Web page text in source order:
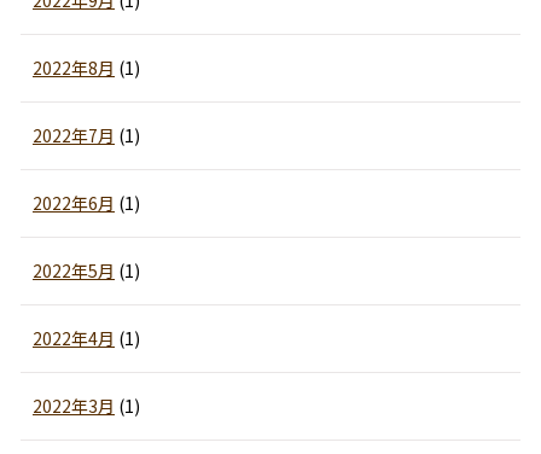
2022年8月 (1)
2022年7月 (1)
2022年6月 (1)
2022年5月 (1)
2022年4月 (1)
2022年3月 (1)